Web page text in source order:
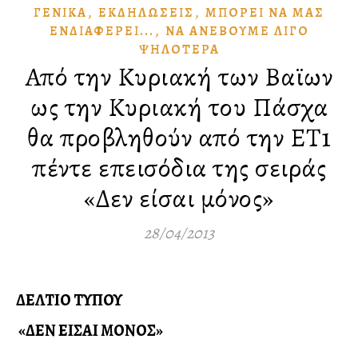
ΓΕΝΙΚΆ, ἘΚΔΗΛΏΣΕΙΣ , ΜΠΟΡΕΙ͂ ΝᾺ ΜΑ͂Σ
ἘΝΔΙΑΦΈΡΕΙ... , ΝᾺ ἈΝΕΒΟΥ͂ΜΕ ΛΊΓΟ
ΨΗΛΌΤΕΡΑ
Από την Κυριακή των Βαϊων
ως την Κυριακή του Πάσχα
θα προβληθούν από την ΕΤ1
πέντε επεισόδια της σειράς
«Δεν είσαι μόνος»
28/04/2013
ΔΕΛΤΙΟ ΤΥΠΟΥ
«ΔΕΝ ΕΙΣΑΙ ΜΟΝΟΣ»